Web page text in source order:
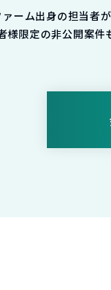
ーム出身の担当者
様限定の非公開案件